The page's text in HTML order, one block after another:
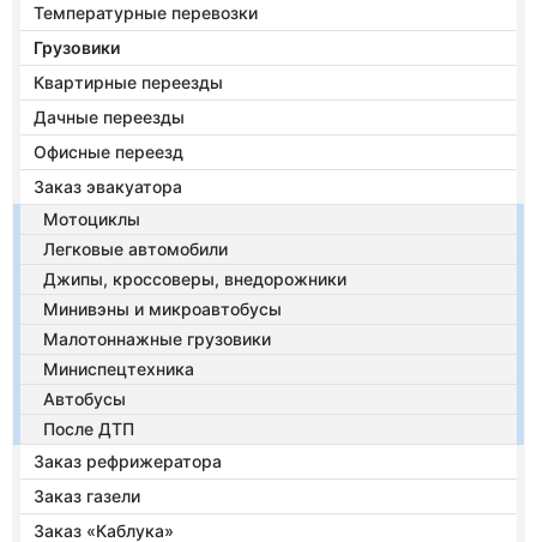
Температурные перевозки
Грузовики
Квартирные переезды
Дачные переезды
Офисные переезд
Заказ эвакуатора
Мотоциклы
Легковые автомобили
Джипы, кроссоверы, внедорожники
Минивэны и микроавтобусы
Малотоннажные грузовики
Миниспецтехника
Автобусы
После ДТП
Заказ рефрижератора
Заказ газели
Заказ «Каблука»